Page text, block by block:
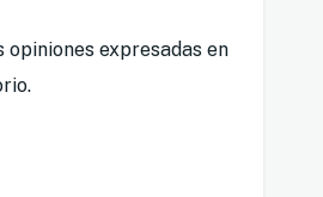
expresadas en